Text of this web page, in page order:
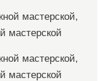
мастерской,
мастерской
мастерской,
мастерской